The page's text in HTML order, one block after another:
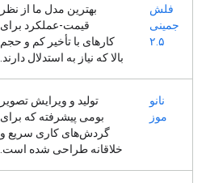
فلش
جمینی
۲.۵
بهترین مدل ما از نظر
قیمت-عملکرد برای
کارهای با تأخیر کم و حجم
بالا که نیاز به استدلال دارند.
نانو
موز
تولید و ویرایش تصویر
بومی پیشرفته که برای
گردش‌های کاری سریع و
خلاقانه طراحی شده است.